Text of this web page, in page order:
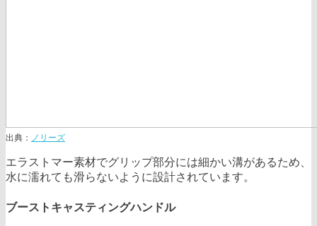
出典： ノリーズ
エラストマー素材でグリップ部分には細かい溝があるため、
水に濡れても滑らないように設計されています。
ブーストキャスティングハンドル